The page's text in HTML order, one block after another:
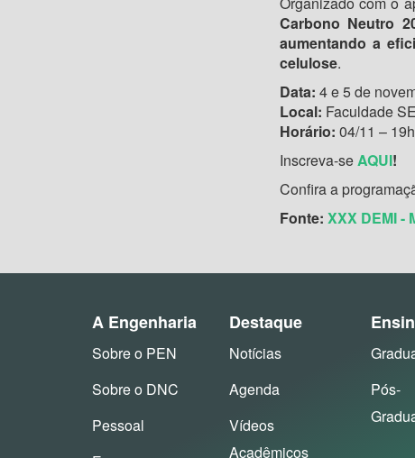
Carbono Neutro
aumentando a
celulose.
Data: 4 e 5 de
Local: Faculdade
Horário: 04/11 –
Inscreva-seAQUI!
Confira a
Fonte: XXX DEMI -
A Engenharia
Sobre o PEN
Sobre o DNC
Pessoal
Destaque
Notícias
Agenda
Vídeos
Acadêmicos
Pós-